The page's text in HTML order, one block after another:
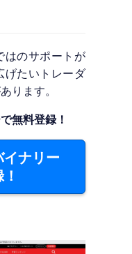
はのサポートが
げたいトレーダ
ります。
無料登録！
ナリー